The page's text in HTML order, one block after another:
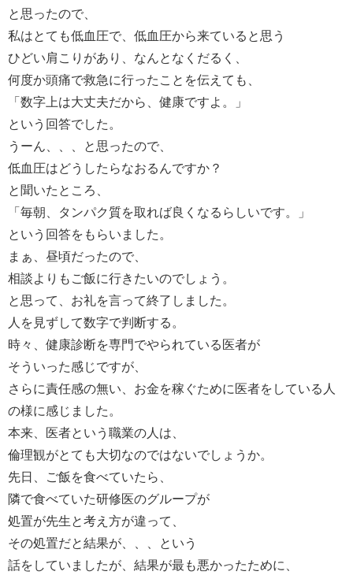
と思ったので、
私はとても低血圧で、低血圧から来ていると思う
ひどい肩こりがあり、なんとなくだるく、
何度か頭痛で救急に行ったことを伝えても、
「数字上は大丈夫だから、健康ですよ。」
という回答でした。
うーん、、、と思ったので、
低血圧はどうしたらなおるんですか？
と聞いたところ、
「毎朝、タンパク質を取れば良くなるらしいです。」
という回答をもらいました。
まぁ、昼頃だったので、
相談よりもご飯に行きたいのでしょう。
と思って、お礼を言って終了しました。
人を見ずして数字で判断する。
時々、健康診断を専門でやられている医者が
そういった感じですが、
さらに責任感の無い、お金を稼ぐために医者をしている人
の様に感じました。
本来、医者という職業の人は、
倫理観がとても大切なのではないでしょうか。
先日、ご飯を食べていたら、
隣で食べていた研修医のグループが
処置が先生と考え方が違って、
その処置だと結果が、、、という
話をしていましたが、結果が最も悪かったために、